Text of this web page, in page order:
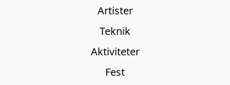
Artister
Teknik
Aktiviteter
Fest